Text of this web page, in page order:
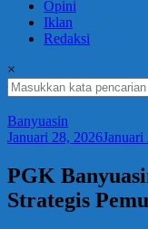
Opini
Iklan
Redaksi
×
Banyuasin
Januari 28, 2026Januari
PGK
Strategis